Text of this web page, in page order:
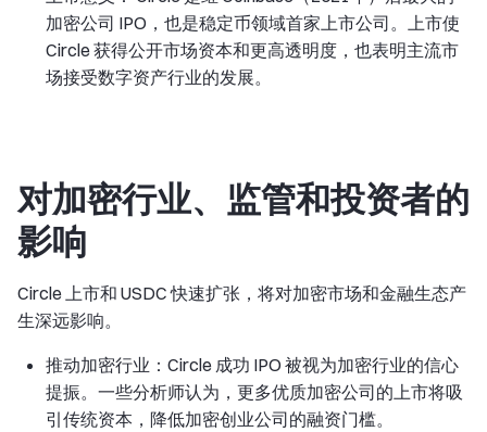
加密公司 IPO，也是稳定币领域首家上市公司。上市使
Circle 获得公开市场资本和更高透明度，也表明主流市
场接受数字资产行业的发展。
对加密行业、监管和投资者的
影响
Circle 上市和 USDC 快速扩张，将对加密市场和金融生态产
生深远影响。
推动加密行业：Circle 成功 IPO 被视为加密行业的信心
提振。一些分析师认为，更多优质加密公司的上市将吸
引传统资本，降低加密创业公司的融资门槛。